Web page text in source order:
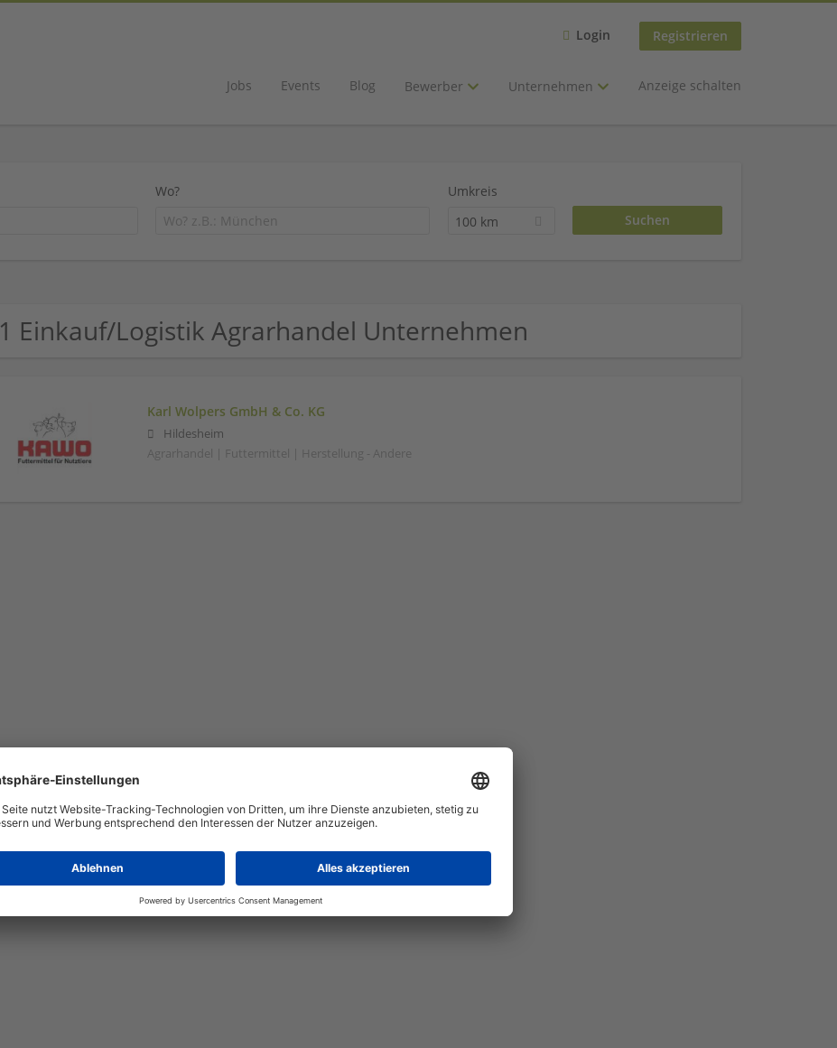
Login Registrieren
Jobs Events Blog Bewerber Unternehmen Anzeige schalten
Wo?
Umkreis
100 km
1 Einkauf/Logistik Agrarhandel Unternehmen
Karl Wolpers GmbH & Co. KG
Hildesheim
Agrarhandel | Futtermittel | Herstellung - Andere